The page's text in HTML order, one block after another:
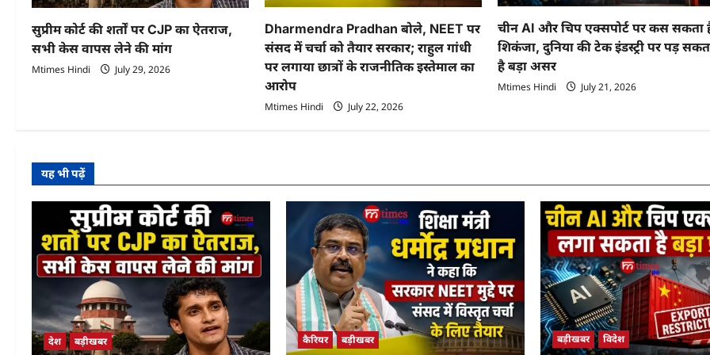
t
i
o
सुप्रीम कोर्ट की शर्तों पर CJP का ऐतराज,
सभी केस वापस लेने की मांग
Mtimes Hindi July 29, 2026
Dharmendra Pradhan बोले, NEET पर
संसद में चर्चा को तैयार सरकार; राहुल गांधी
पर लगाया छात्रों के राजनीतिक इस्तेमाल का
आरोप
Mtimes Hindi July 22, 2026
चीन AI और चिप एक्सपोर्ट पर कस सकता
शिकंजा, दुनिया की टेक इंडस्ट्री पर पड़
है बड़ा असर
Mtimes Hindi July 21, 2026
यह भी पढ़ें
देश बड़ीखबर कैरियर बड़ीखबर बड़ीखबर विदेश